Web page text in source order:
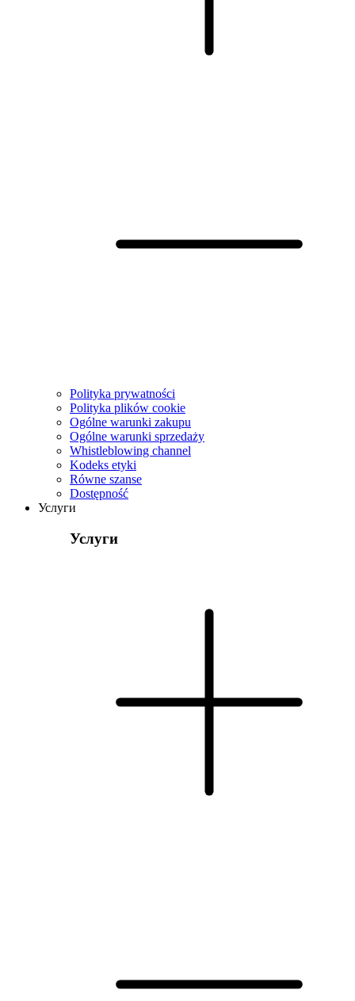
Polityka prywatności
Polityka plików cookie
Ogólne warunki zakupu
Ogólne warunki sprzedaży
Whistleblowing channel
Kodeks etyki
Równe szanse
Dostępność
Услуги
Услуги